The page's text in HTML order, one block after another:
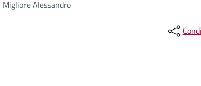
Migliore Alessandro